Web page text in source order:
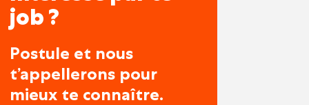
job ?
Postule et nous
t’appellerons pour
mieux te connaître.